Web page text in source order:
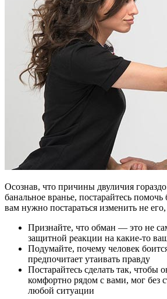
Осознав, что причины двуличия
банальное вранье, постарайтесь помочь
вам нужно постараться изменить не его,
Признайте, что обман — это не
защитной реакции на какие-то
Подумайте, почему человек
предпочитает утаивать правду
Постарайтесь сделать так, чтобы
комфортно рядом с вами, мог без
любой ситуации